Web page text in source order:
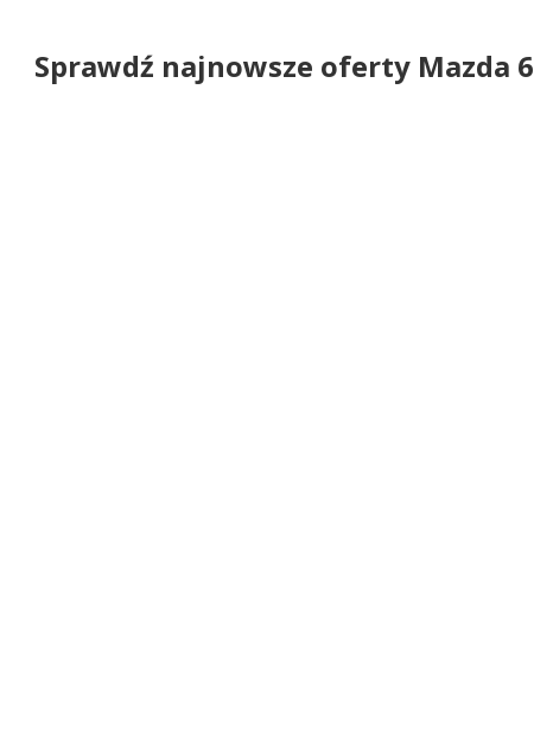
Sprawdź najnowsze oferty Mazda 6